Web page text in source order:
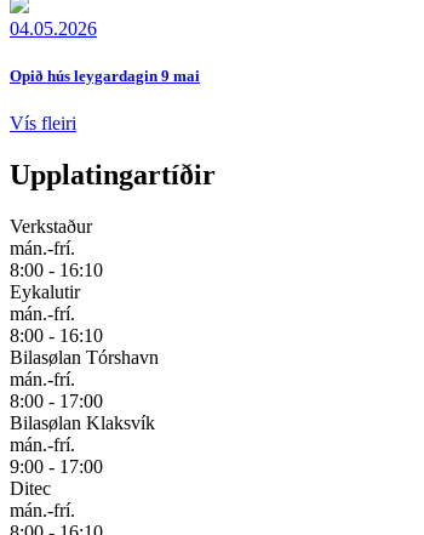
04.05.2026
Opið hús leygar­dagin 9 mai
Vís fleiri
Upplatingartíðir
Verkstaður
mán.-frí.
8:00 - 16:10
Eykalutir
mán.-frí.
8:00 - 16:10
Bilasølan Tórshavn
mán.-frí.
8:00 - 17:00
Bilasølan Klaksvík
mán.-frí.
9:00 - 17:00
Ditec
mán.-frí.